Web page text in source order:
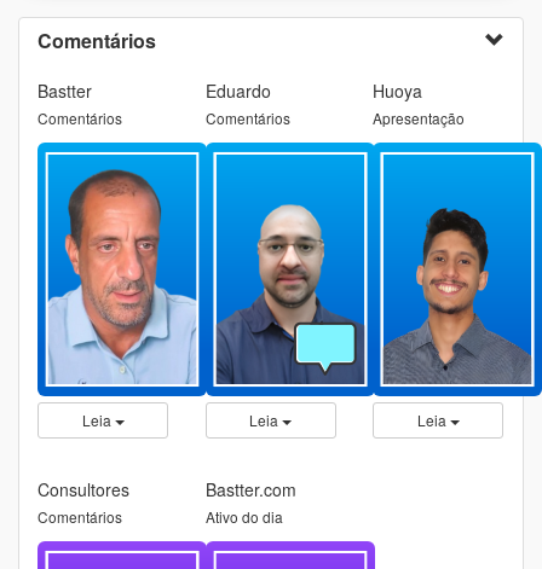
Comentários
Bastter
Comentários
Leia
Eduardo
Comentários
Leia
Huoya
Apresentação
Leia
Consultores
Comentários
Bastter.com
Ativo do dia